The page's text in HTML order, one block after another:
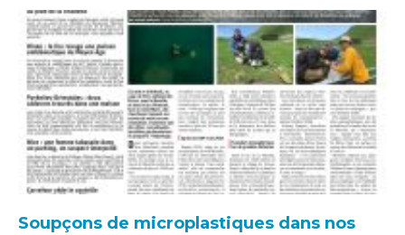
Soupçons de microplastiques dans nos